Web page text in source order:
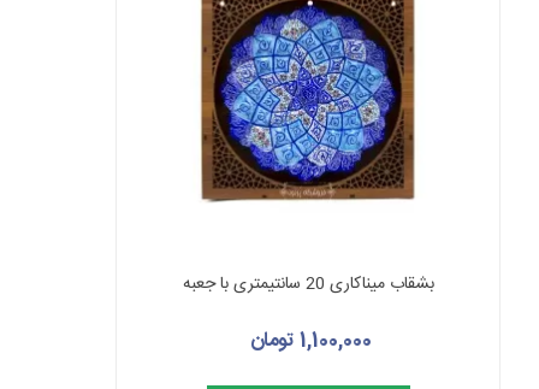
بشقاب میناکاری 20 سانتیمتری با جعبه
1,100,000 تومان